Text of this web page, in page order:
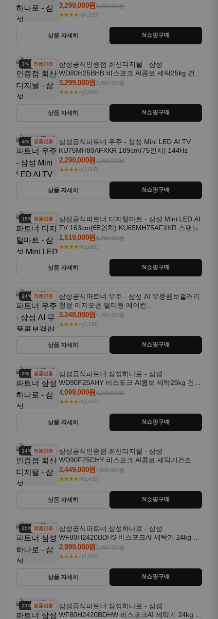
18kg 26년형 일체형 1등급
3,299,000원3,399,000원
★★★★⭐(4,209)
상품 자세히 N쇼핑구매
3% 할인정품인증
삼성공식인증점 회산디지털 - 삼성
WD80H25BHB 비스포크 AI콤보 세탁25kg 건조
18kg 26년형 일체형 1등급
3,299,000원3,399,000원
★★★★⭐(3,864)
상품 자세히 N쇼핑구매
4% 할인정품인증
삼성공식파트너 우주 - 삼성 Mini LED AI TV
KU75MH80AFXKR 189cm(75인치) 144Hz
2,290,000원2,390,000원
★★★★⭐(3,065)
상품 자세히 N쇼핑구매
15% 할인정품인증
삼성공식파트너 디지털마트 - 삼성 Mini LED AI
TV 163cm(65인치) KU65MH75AFXKR 스탠드
1,519,000원1,790,000원
★★★★⭐(3,061)
상품 자세히 N쇼핑구매
24% 할인정품인증
삼성공식파트너 우주 - 삼성 AI 무풍콤보갤러리
청정 이지오픈 멀티형 에어컨
AF80F17D22WRS 기본설치포함
3,248,000원4,290,000원
★★★★⭐(3,191)
상품 자세히 N쇼핑구매
2% 할인정품인증
삼성공식파트너 삼성하나로 - 삼성
WD90F25AHY 비스포크 AI콤보 세탁25kg 건조
18kg 자동문열림 1등급
4,099,000원4,199,000원
★★★★⭐(3,447)
상품 자세히 N쇼핑구매
24% 할인정품인증
삼성공식인증점 회산디지털 - 삼성
WD90F25CHY 비스포크 AI콤보 세탁기건조기
일체형 25kg+18kg 1등급
3,449,000원4,548,000원
★★★★⭐(3,476)
상품 자세히 N쇼핑구매
25% 할인정품인증
삼성공식파트너 삼성하나로 - 삼성
WF80H2420BDHS 비스포크AI 세탁기 24kg 건
조기 20kg 세제자동투입
2,999,000원3,998,000원
★★★★⭐(4,034)
상품 자세히 N쇼핑구매
23% 할인정품인증
삼성공식파트너 삼성하나로 - 삼성
WF80H2420BDHW 비스포크AI 세탁기 24kg 건